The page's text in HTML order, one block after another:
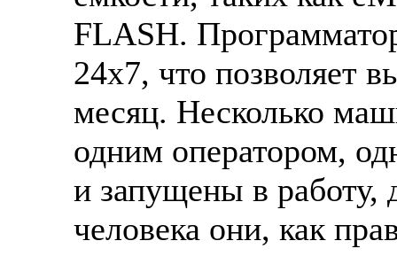
FLASH.
24x7, что позволяет
месяц. Несколько
одним оператором,
и запущены в работу,
человека они, как